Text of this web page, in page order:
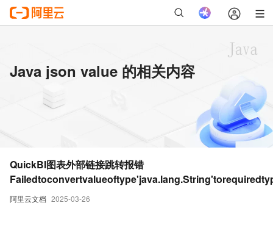
Java json value 的相关内容
阿里云文档 2025-03-26
QuickBI图表外部链接跳转报错
[order_id]"